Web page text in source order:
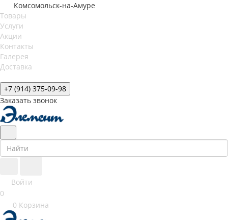
Комсомольск-на-Амуре
Товары
Услуги
Акции
Контакты
Галерея
Доставка
+7 (914) 375-09-98
Заказать звонок
Войти
0
0 Корзина